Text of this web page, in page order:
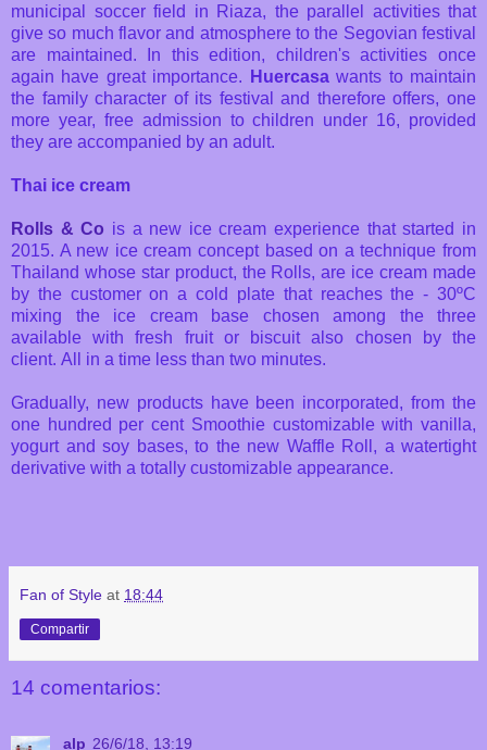
municipal soccer field in Riaza, the parallel activities that
give so much flavor and atmosphere to the Segovian festival
are maintained. In this edition, children's activities once
again have great importance.
Huercasawants to maintain
the family character of its festival and therefore offers, one
more year, free admission to children under 16, provided
they are accompanied by an adult.
Thai ice cream
Rolls & Co is a new ice cream experience that started in
2015. A new ice cream concept based on a technique from
Thailand whose star product, the Rolls, are ice cream made
by the customer on a cold plate that reaches the - 30ºC
mixing the ice cream base chosen among the three
available with fresh fruit or biscuit also chosen by the
client. All in a time less than two minutes.
Gradually, new products have been incorporated, from the
one hundred per cent Smoothie customizable with vanilla,
yogurt and soy bases, to the new Waffle Roll, a watertight
derivative with a totally customizable appearance.
Fan of Style at 18:44
Compartir
14 comentarios:
alp 26/6/18, 13:19